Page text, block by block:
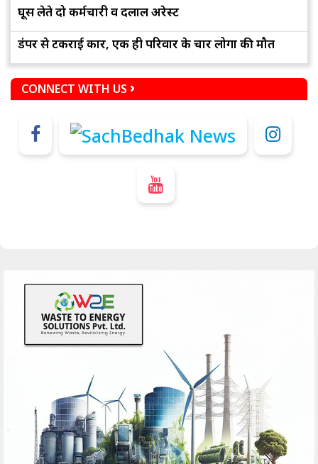
घूस लेते दो कर्मचारी व दलाल अरेस्ट
डंपर से टकराई कार, एक ही परिवार के चार लोगों की मौत
CONNECT WITH US